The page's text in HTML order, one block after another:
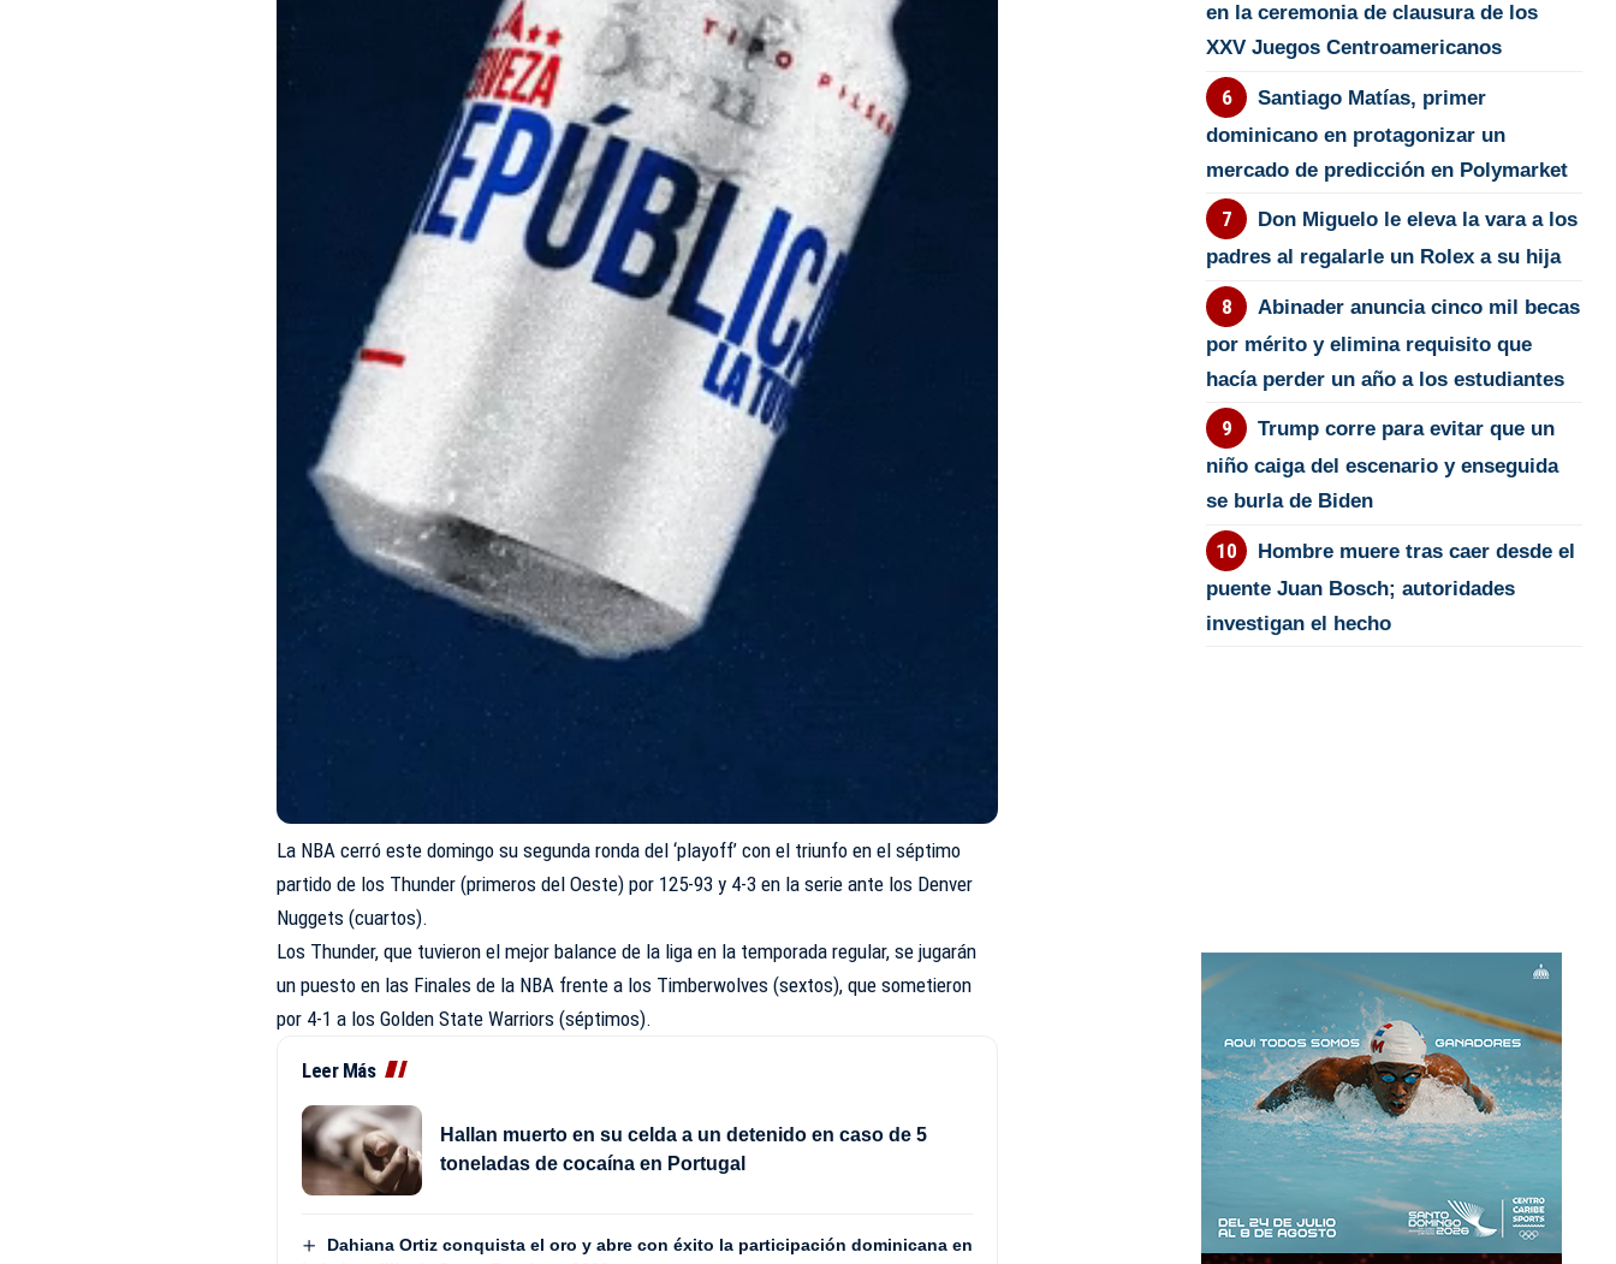
La NBA cerró este domingo su segunda ronda del ‘playoff’ con el triunfo en el séptimo
partido de los Thunder (primeros del Oeste) por 125-93 y 4-3 en la serie ante los Denver
Nuggets (cuartos).
Los Thunder, que tuvieron el mejor balance de la liga en la temporada regular, se jugarán
un puesto en las Finales de la NBA frente a los Timberwolves (sextos), que sometieron
por 4-1 a los Golden State Warriors (séptimos).
Leer Más
Hallan muerto en su celda a un detenido en caso de 5
toneladas de cocaína en Portugal
Dahiana Ortiz conquista el oro y abre con éxito la participación dominicana en
en la ceremonia de clausura de los
XXV Juegos Centroamericanos
Santiago Matías, primer
dominicano en protagonizar un
mercado de predicción en Polymarket
Don Miguelo le eleva la vara a los
padres al regalarle un Rolex a su hija
Abinader anuncia cinco mil becas
por mérito y elimina requisito que
hacía perder un año a los estudiantes
Trump corre para evitar que un
niño caiga del escenario y enseguida
se burla de Biden
Hombre muere tras caer desde el
puente Juan Bosch; autoridades
investigan el hecho